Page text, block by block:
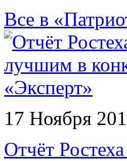
Все в
17 Ноября
Отчёт